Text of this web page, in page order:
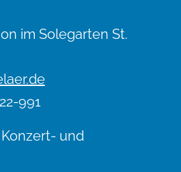
im Solegarten St.
991
und